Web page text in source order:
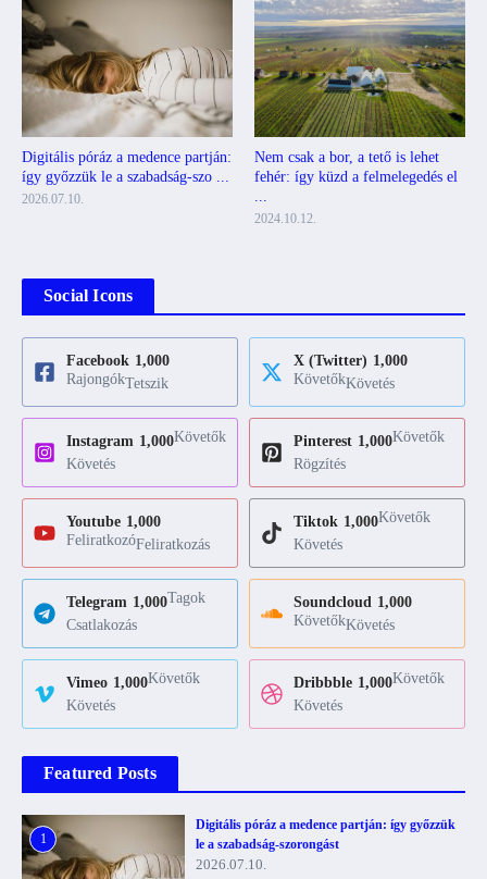
Digitális póráz a medence partján:
így győzzük le a szabadság-szo ...
2026.07.10.
Nem csak a bor, a tető is lehet
fehér: így küzd a felmelegedés el
...
2024.10.12.
Social Icons
Facebook 1,000
RajongókTetszik
X (Twitter) 1,000
KövetőkKövetés
Instagram 1,000Követők
Követés
Pinterest 1,000Követők
Rögzítés
Youtube 1,000
FeliratkozóFeliratkozás
Tiktok 1,000Követők
Követés
Telegram 1,000Tagok
Csatlakozás
Soundcloud 1,000
KövetőkKövetés
Vimeo 1,000Követők
Követés
Dribbble 1,000Követők
Követés
Featured Posts
1
Digitális póráz a medence partján: így győzzük
le a szabadság-szorongást
2026.07.10.